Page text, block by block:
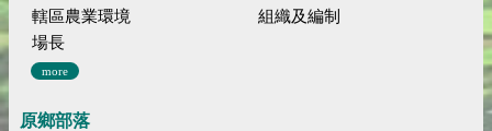
轄區農業環境
組織及編制
場長
more
原鄉部落